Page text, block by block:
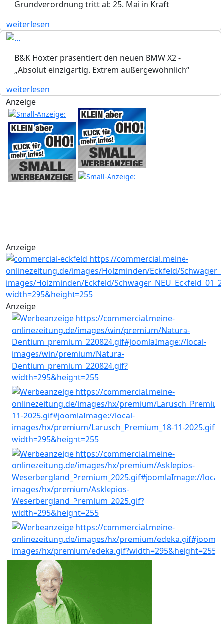
Grundverordnung tritt ab 25. Mai in Kraft
weiterlesen
B&K Höxter präsentiert den neuen BMW X2 -
„Absolut einzigartig. Extrem außergewöhnlich“
weiterlesen
Anzeige
Anzeige
Anzeige